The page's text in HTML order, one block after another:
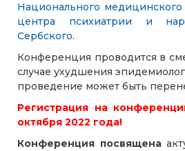
Национального медицинского
центра психиатрии и
Сербского.
Конференция проводится в
случае ухудшения
проведение может быть
Регистрация на
октября 2022 года!
Конференция посвящена